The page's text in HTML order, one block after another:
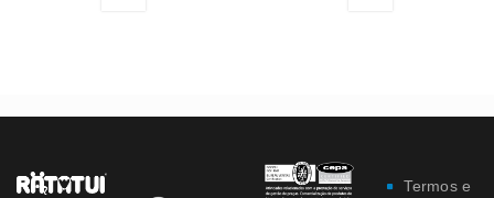
Termos e